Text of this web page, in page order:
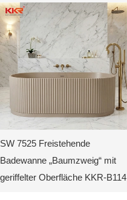
SW 7525 Freistehende
Badewanne „Baumzweig“ mit
geriffelter Oberfläche KKR-B114